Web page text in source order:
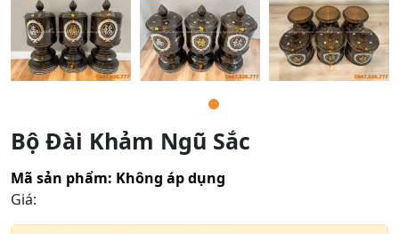
Bộ Đài Khảm Ngũ Sắc
Mã sản phẩm: Không áp dụng
Giá: